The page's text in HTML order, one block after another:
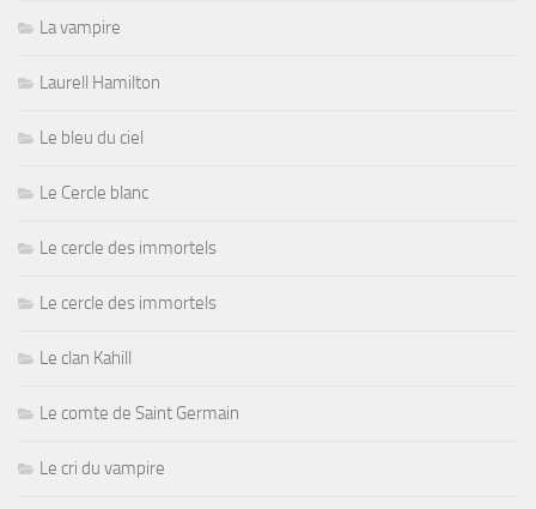
La vampire
Laurell Hamilton
Le bleu du ciel
Le Cercle blanc
Le cercle des immortels
Le cercle des immortels
Le clan Kahill
Le comte de Saint Germain
Le cri du vampire